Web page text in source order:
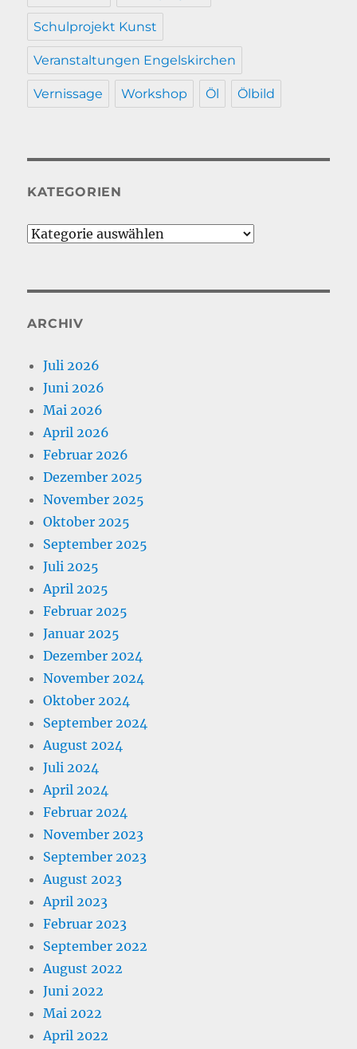
Schulprojekt Kunst
Veranstaltungen Engelskirchen
Vernissage Workshop Öl Ölbild
KATEGORIEN
Kategorien
ARCHIV
Juli 2026
Juni 2026
Mai 2026
April 2026
Februar 2026
Dezember 2025
November 2025
Oktober 2025
September 2025
Juli 2025
April 2025
Februar 2025
Januar 2025
Dezember 2024
November 2024
Oktober 2024
September 2024
August 2024
Juli 2024
April 2024
Februar 2024
November 2023
September 2023
August 2023
April 2023
Februar 2023
September 2022
August 2022
Juni 2022
Mai 2022
April 2022